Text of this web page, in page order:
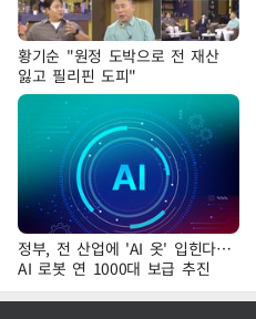
황기순 "원정 도박으로 전 재산
잃고 필리핀 도피"
정부, 전 산업에 'AI 옷' 입힌다…
AI 로봇 연 1000대 보급 추진